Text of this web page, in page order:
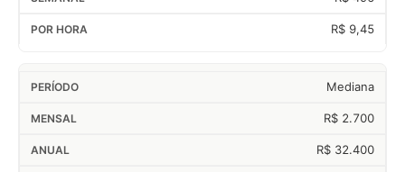
R$ 9,45
Mediana
R$ 2.700
R$ 32.400